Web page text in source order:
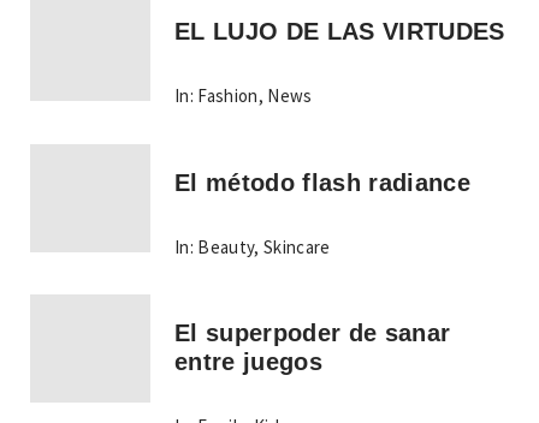
EL LUJO DE LAS VIRTUDES
In: Fashion, News
El método flash radiance
In: Beauty,Skincare
El superpoder de sanar
entre juegos